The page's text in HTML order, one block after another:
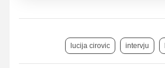
lucija cirovic intervju